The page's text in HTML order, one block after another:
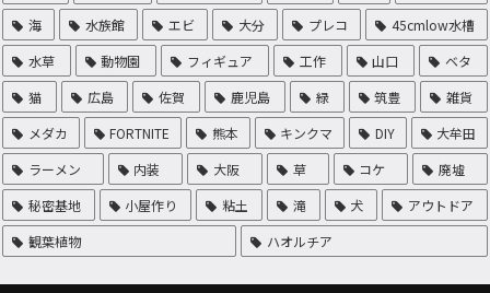
海
水族館 エビ 大分 プレコ
45cmlow水槽
水草
動物園 フィギュア 工作 山口
ベタ
猫
広島 佐賀 鹿児島 緑 筑豊
雑貨
メダカ
FORTNITE 熊本 キンクマ DIY
大牟田
ラーメン
内装 大阪 草 コケ
廃墟
秘密基地
小屋作り 粘土 滝 犬
アウトドア
観葉植物
ハオルチア